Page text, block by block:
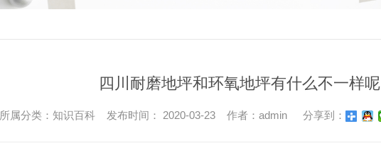
四川耐磨地坪和环氧地坪有什么不一样呢
所属分类：知识百科 发布时间： 2020-03-23 作者：admin 分享到：